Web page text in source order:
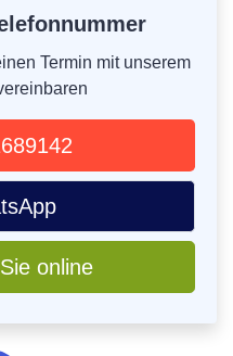
Termin mit unserem
online